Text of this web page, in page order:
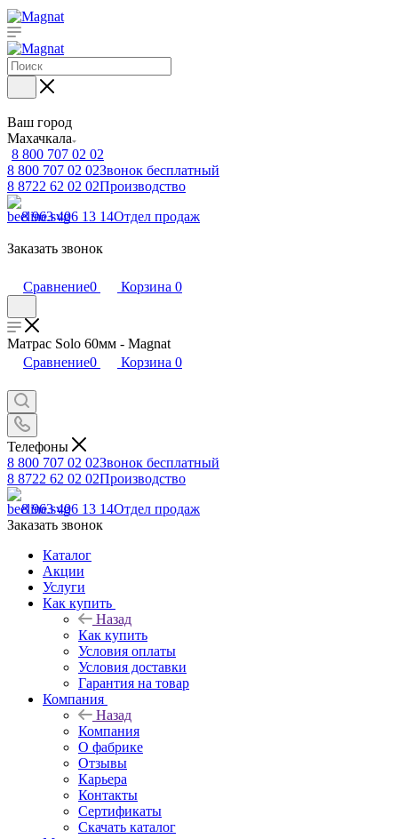
Ваш город
Махачкала
8 800 707 02 02
8 800 707 02 02Звонок бесплатный
8 8722 62 02 02Производство
8 963 406 13 14Отдел продаж
Заказать звонок
Сравнение0 Корзина 0
Матрас Solo 60мм - Magnat
Сравнение0 Корзина 0
Телефоны
8 800 707 02 02Звонок бесплатный
8 8722 62 02 02Производство
8 963 406 13 14Отдел продаж
Заказать звонок
Каталог
Акции
Услуги
Как купить
Назад
Как купить
Условия оплаты
Условия доставки
Гарантия на товар
Компания
Назад
Компания
О фабрике
Отзывы
Карьера
Контакты
Сертификаты
Скачать каталог